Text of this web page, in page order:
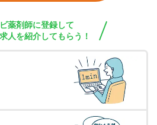
薬剤師に登録して
人を紹介してもらう！